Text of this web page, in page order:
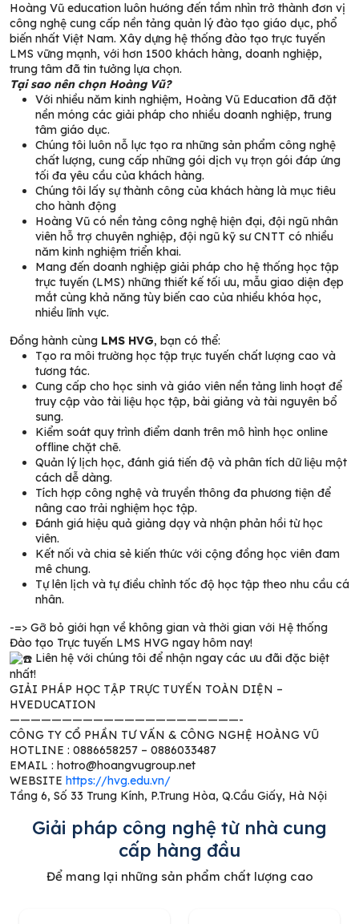
Hoàng Vũ education luôn hướng đến tầm nhìn trở thành đơn vị
công nghệ cung cấp nền tảng quản lý đào tạo giáo dục, phổ
biến nhất Việt Nam. Xây dựng hệ thống đào tạo trực tuyến
LMS vững mạnh, với hơn 1500 khách hàng, doanh nghiệp,
trung tâm đã tin tưởng lựa chọn.
Tại sao nên chọn Hoàng Vũ?
Với nhiều năm kinh nghiệm, Hoàng Vũ Education đã đặt
nền móng các giải pháp cho nhiều doanh nghiệp, trung
tâm giáo dục.
Chúng tôi luôn nỗ lực tạo ra những sản phẩm công nghệ
chất lượng, cung cấp những gói dịch vụ trọn gói đáp ứng
tối đa yêu cầu của khách hàng.
Chúng tôi lấy sự thành công của khách hàng là mục tiêu
cho hành động
Hoàng Vũ có nền tảng công nghệ hiện đại, đội ngũ nhân
viên hỗ trợ chuyên nghiệp, đội ngũ kỹ sư CNTT có nhiều
năm kinh nghiệm triển khai.
Mang đến doanh nghiệp giải pháp cho hệ thống học tập
trực tuyến (LMS) những thiết kế tối ưu, mẫu giao diện đẹp
mắt cùng khả năng tùy biến cao của nhiều khóa học,
nhiều lĩnh vực.
Đồng hành cùng LMS HVG, bạn có thể:
Tạo ra môi trường học tập trực tuyến chất lượng cao và
tương tác.
Cung cấp cho học sinh và giáo viên nền tảng linh hoạt để
truy cập vào tài liệu học tập, bài giảng và tài nguyên bổ
sung.
Kiểm soát quy trình điểm danh trên mô hình học online
offline chặt chẽ.
Quản lý lịch học, đánh giá tiến độ và phân tích dữ liệu một
cách dễ dàng.
Tích hợp công nghệ và truyền thông đa phương tiện để
nâng cao trải nghiệm học tập.
Đánh giá hiệu quả giảng dạy và nhận phản hồi từ học
viên.
Kết nối và chia sẻ kiến thức với cộng đồng học viên đam
mê chung.
Tự lên lịch và tự điều chỉnh tốc độ học tập theo nhu cầu cá
nhân.
-=> Gỡ bỏ giới hạn về không gian và thời gian với Hệ thống
Đào tạo Trực tuyến LMS HVG ngay hôm nay!
Liên hệ với chúng tôi để nhận ngay các ưu đãi đặc biệt
nhất!
GIẢI PHÁP HỌC TẬP TRỰC TUYẾN TOÀN DIỆN –
HVEDUCATION
——————————————————————-
CÔNG TY CỔ PHẦN TƯ VẤN & CÔNG NGHỆ HOÀNG VŨ
HOTLINE : 0886658257 – 0886033487
EMAIL : hotro@hoangvugroup.net
WEBSITE https://hvg.edu.vn/
Tầng 6, Số 33 Trung Kính, P.Trung Hòa, Q.Cầu Giấy, Hà Nội
Giải pháp công nghệ từ nhà cung
cấp hàng đầu
Để mang lại những sản phẩm chất lượng cao